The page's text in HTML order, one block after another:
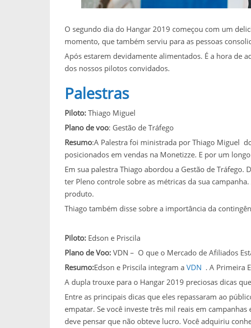
O segundo dia do Hangar 2019 começou com um
momento, que também serviu para as pessoas
Após estarem devidamente alimentados. É a hora de
dos nossos pilotos convidados.
Palestras
Piloto: Thiago Miguel
Plano de voo: Gestão de Tráfego
Resumo:A Palestra foi ministrada por Thiago Miguel
posicionados em vendas na Monetizze. E por um
Em sua palestra Thiago abordou a Gestão de
ter Pleno controle sobre as métricas da sua
produto.
Thiago também disse sobre a importância da
Piloto: Edson e Priscila
Plano de Voo: VDN – O que o Mercado de Afiliados
Resumo:Edson e Priscila integram a VDN . A Primeira
A dupla trouxe para o Hangar 2019 preciosas dicas
Entre as principais dicas que eles repassaram ao
empatar. Se você investe três mil reais em
deve pensar que não obteve lucro. Você adquiriu